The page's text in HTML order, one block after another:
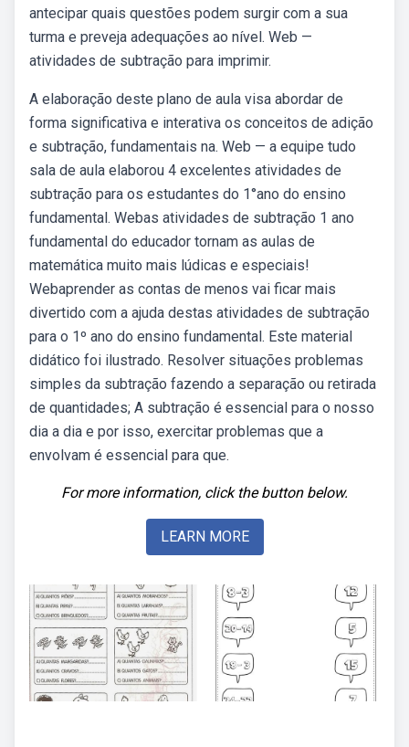
antecipar quais questões podem surgir com a sua
turma e preveja adequações ao nível. Web —
atividades de subtração para imprimir.
A elaboração deste plano de aula visa abordar de
forma significativa e interativa os conceitos de adição
e subtração, fundamentais na. Web — a equipe tudo
sala de aula elaborou 4 excelentes atividades de
subtração para os estudantes do 1°ano do ensino
fundamental. Webas atividades de subtração 1 ano
fundamental do educador tornam as aulas de
matemática muito mais lúdicas e especiais!
Webaprender as contas de menos vai ficar mais
divertido com a ajuda destas atividades de subtração
para o 1º ano do ensino fundamental. Este material
didático foi ilustrado. Resolver situações problemas
simples da subtração fazendo a separação ou retirada
de quantidades; A subtração é essencial para o nosso
dia a dia e por isso, exercitar problemas que a
envolvam é essencial para que.
For more information, click the button below.
LEARN MORE